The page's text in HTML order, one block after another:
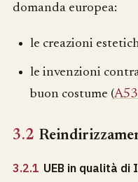
domanda europea:
le creazioni
le invenzioni
buon costume (A53
3.2
3.2.1 UEB in qualità di